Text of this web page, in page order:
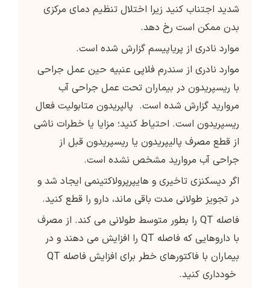
شدید اجتناب کنید زیرا اختلال تنظیم دمای مرکزی
بدن ممکن است رخ دهد.
موارد نادری از پریاپیسم گزارش شده است.
موارد نادری از سندرم فلاپی عنبیه حین عمل جراحی
با ریسپریدون در بیماران تحت عمل جراحی آب
مروارید گزارش شده است. پالپریدون متابولیت فعال
ریسپریدون است. احتیاط کنید؛ مزایا یا خطرات ناشی
از قطع مصرف پالیپریدون یا ریسپریدون قبل از
جراحی آب مروارید مشخص نشده است.
اگر دیسکنزی تاخیری و هایپرپرولاکتینمی ایجاد شد و
در تجویز طولانی مدت باقی ماند، دارو را قطع کنید.
فاصله QT را بطور متوسط ​​طولانی می کند. از مصرف
با داروهایی که فاصله QT را افزایش می دهند و در
بیماران با فاکتورهای خطر برای افزایش فاصله QT
خودداری کنید.